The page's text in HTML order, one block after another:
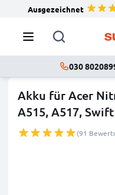
Ausgezeichnet
030
Akku für Acer
A515, A517, Swift
(91